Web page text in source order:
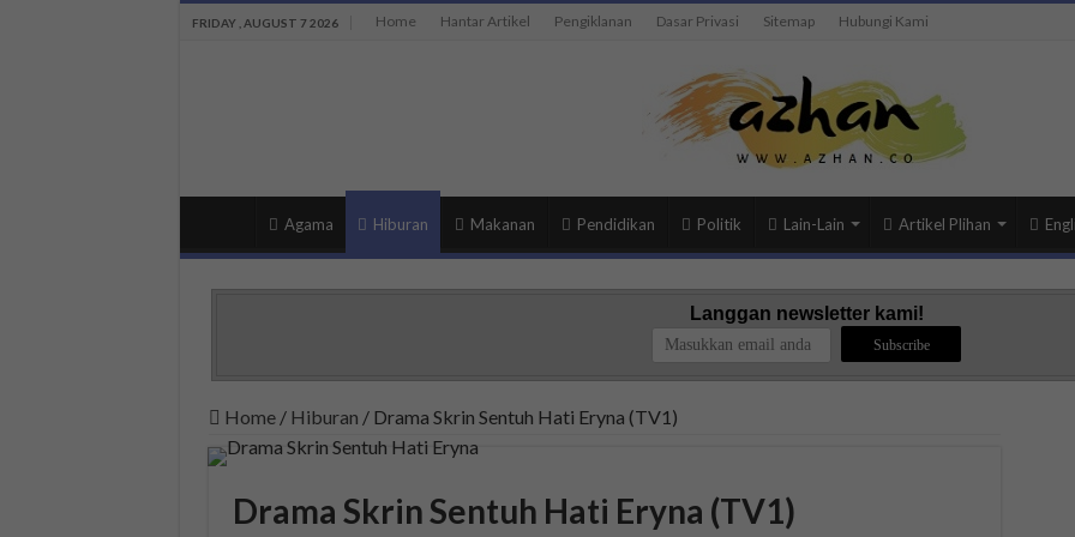
FRIDAY , AUGUST 7 2026 Home Hantar Artikel Pengiklanan Dasar Privasi Sitemap Hubungi Kami
Agama Hiburan Makanan Pendidikan Politik Lain-Lain Artikel Plihan
Langgan newsletter kami!
Home / Hiburan / Drama Skrin Sentuh Hati Eryna (TV1)
Drama Skrin Sentuh Hati Eryna (TV1)